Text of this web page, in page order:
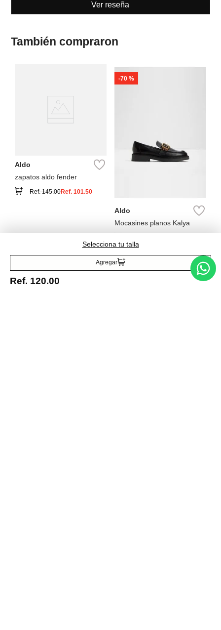
Selecciona tu talla
Agregar
Ref. 120.00
Ver reseña
También compraron
Aldo
zapatos aldo fender
Ref.145.00Ref.101.50
-70 %
Aldo
Mocasines planos Kalya